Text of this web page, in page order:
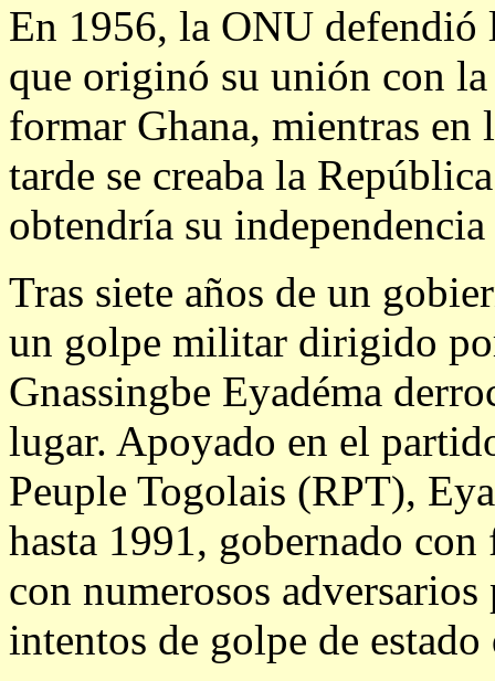
En 1956, la ONU defendió
que originó su unión con
formar Ghana, mientras en
tarde se creaba la
obtendría su
Tras siete años de un
un golpe militar dirigido
Gnassingbe Eyadéma
lugar. Apoyado en el
Peuple Togolais (RPT),
hasta 1991, gobernado
con numerosos
intentos de golpe de